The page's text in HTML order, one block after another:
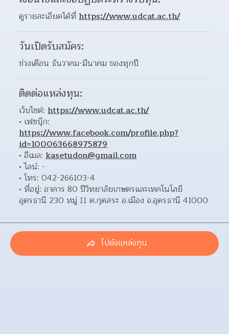
ดูรายละเอียดได้ที่ https://www.udcat.ac.th/
วันเปิดรับสมัคร:
ช่วงเดือน ธันวาคม-มีนาคม ของทุกปี
ติดต่อแหล่งทุน:
เว็บไซต์: https://www.udcat.ac.th/
https://www.facebook.com/profile.php?
id=100063668975879
อีเมล: kasetudon@gmail.com
ไลน์: -
โทร: 042-266103-4
ที่อยู่: อาคาร 80 ปีวิทยาลัยเกษตรและเทคโนโลยี
ไปยังแหล่งทุน